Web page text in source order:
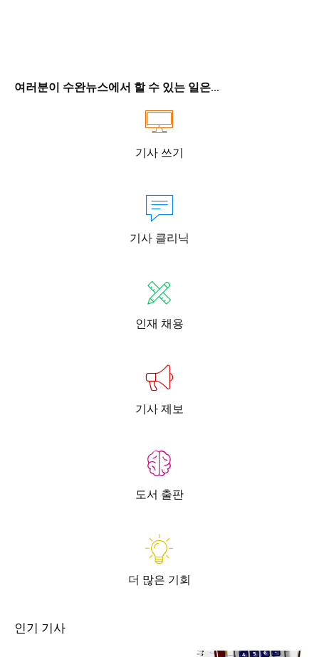
여러분이 수완뉴스에서 할 수 있는 일은...
기사 쓰기
기사 클리닉
인재 채용
기사 제보
도서 출판
더 많은 기회
인기 기사